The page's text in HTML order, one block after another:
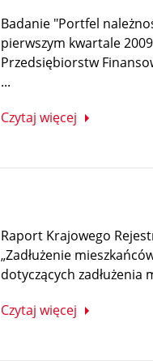
Badanie "Portfel
pierwszym kwartale
Przedsiębiorstw
...
Czytaj więcej
Raport Krajowego
„Zadłużenie
dotyczących zadłużenia
Czytaj więcej